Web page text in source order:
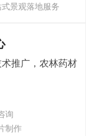
景观落地服务
推广，农林药材
询
制作